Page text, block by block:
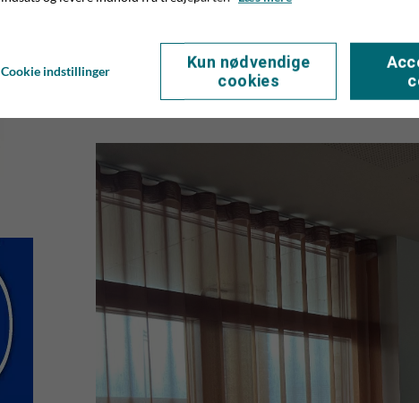
henvendelser fra Københavnsområdet. Her takker
-For os handler det om at levere et ordentligt
underleverandører, vi har en knaldgod dansk
kvalitet. Og det er helt klart vores mantra, at vi
Cookie indstillinger
Kun nødvendige
cookies